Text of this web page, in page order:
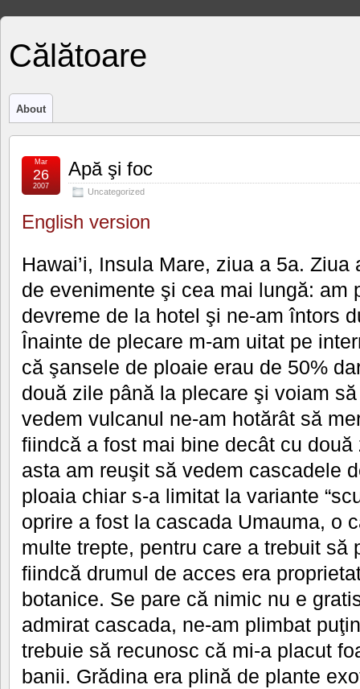
Călătoare
About
Apă şi foc
Uncategorized
Mar
26
2007
English version
Hawai’i, Insula Mare, ziua a 5a.
de evenimente şi cea mai lungă: am
devreme de la hotel şi ne-am întors
Înainte de plecare m-am uitat pe
că şansele de ploaie erau de 50%
două zile până la plecare şi voiam
vedem vulcanul ne-am hotărât să
fiindcă a fost mai bine decât cu
asta am reuşit să vedem cascadele
ploaia chiar s-a limitat la variante
oprire a fost la cascada Umauma, o
multe trepte, pentru care a trebuit să
fiindcă drumul de acces era
botanice. Se pare că nimic nu e
admirat cascada, ne-am plimbat
trebuie să recunosc că mi-a placut
banii. Grădina era plină de plante